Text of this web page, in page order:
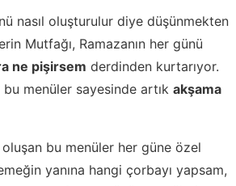
nasıl oluşturulur diye düşünmekten
Mutfağı, Ramazanın her günü
ne pişirsem derdinden kurtarıyor.
menüler sayesinde artık akşama
bu menüler her güne özel
yanına hangi çorbayı yapsam,